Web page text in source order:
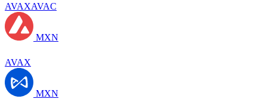
AVAXAVAC
MXN
AVAX
MXN